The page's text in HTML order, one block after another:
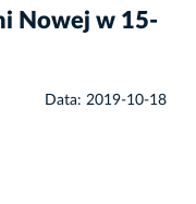
Nowej w 15-
Data: 2019-10-18